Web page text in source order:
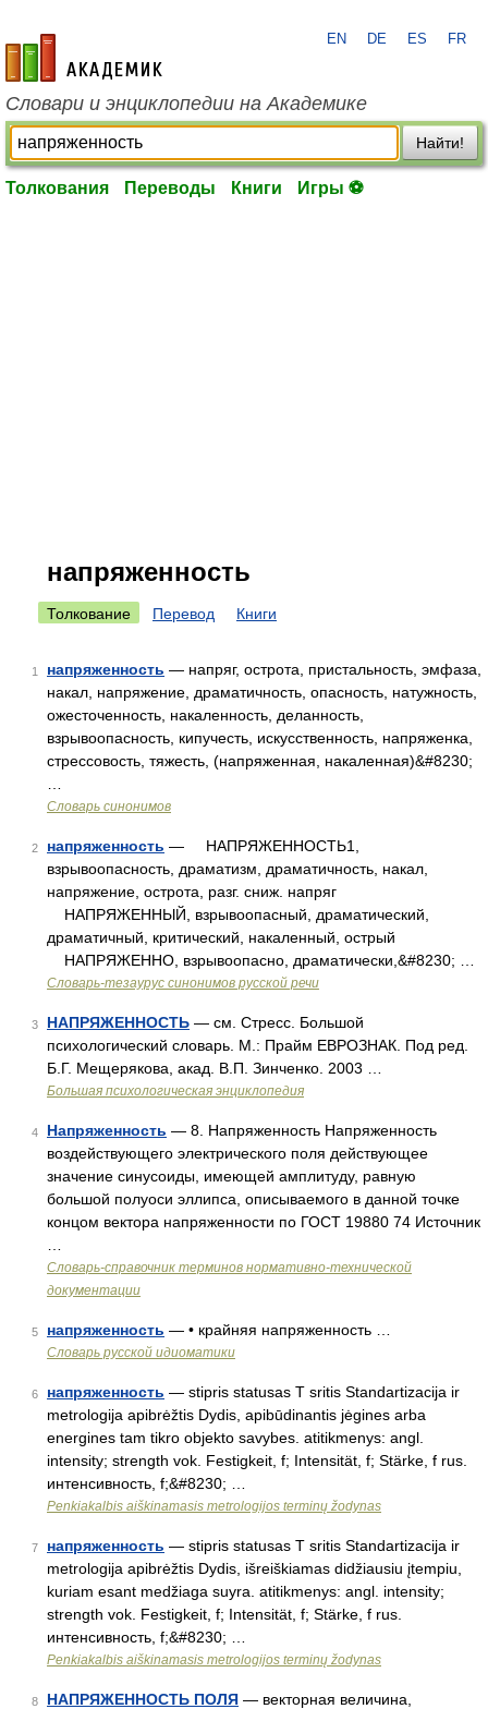
academic.ru
EN DE ES FR
Словари и энциклопедии на Академике
Найти!
Толкования Переводы Книги Игры ⚽
напряженность
Толкование Перевод Книги
1 напряженность — напряг, острота, пристальность, эмфаза,
накал, напряжение, драматичность, опасность, натужность,
ожесточенность, накаленность, деланность,
взрывоопасность, кипучесть, искусственность, напряженка,
стрессовость, тяжесть, (напряженная, накаленная)&#8230;
Словарь синонимов
2 напряженность — НАПРЯЖЕННОСТЬ1,
взрывоопасность, драматизм, драматичность, накал,
напряжение, острота, разг. сниж. напряг
НАПРЯЖЕННЫЙ, взрывоопасный, драматический,
драматичный, критический, накаленный, острый
НАПРЯЖЕННО, взрывоопасно, драматически,&#8230; …
Словарь-тезаурус синонимов русской речи
3 НАПРЯЖЕННОСТЬ — см. Стресс. Большой
психологический словарь. М.: Прайм ЕВРОЗНАК. Под ред.
Б.Г. Мещерякова, акад. В.П. Зинченко. 2003 …
Большая психологическая энциклопедия
4 Напряженность — 8. Напряженность Напряженность
воздействующего электрического поля действующее
значение синусоиды, имеющей амплитуду, равную
большой полуоси эллипса, описываемого в данной точке
концом вектора напряженности по ГОСТ 19880 74 Источник
Словарь-справочник терминов нормативно-технической
документации
5 напряженность — • крайняя напряженность …
Словарь русской идиоматики
6 напряженность — stipris statusas T sritis Standartizacija ir
metrologija apibrėžtis Dydis, apibūdinantis jėgines arba
energines tam tikro objekto savybes. atitikmenys: angl.
intensity; strength vok. Festigkeit, f; Intensität, f; Stärke, f rus.
интенсивность, f;&#8230; …
Penkiakalbis aiškinamasis metrologijos terminų žodynas
7 напряженность — stipris statusas T sritis Standartizacija ir
metrologija apibrėžtis Dydis, išreiškiamas didžiausiu įtempiu,
kuriam esant medžiaga suyra. atitikmenys: angl. intensity;
strength vok. Festigkeit, f; Intensität, f; Stärke, f rus.
интенсивность, f;&#8230; …
Penkiakalbis aiškinamasis metrologijos terminų žodynas
8 НАПРЯЖЕННОСТЬ ПОЛЯ — векторная величина,